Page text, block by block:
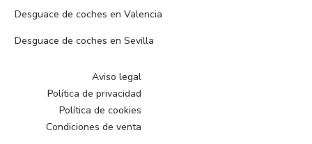
Desguace de coches en Valencia
Desguace de coches en Sevilla
Aviso legal
Política de privacidad
Política de cookies
Condiciones de venta